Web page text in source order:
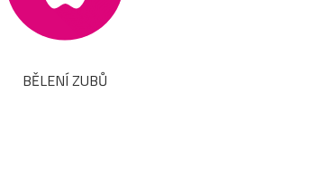
BĚLENÍ ZUBŮ